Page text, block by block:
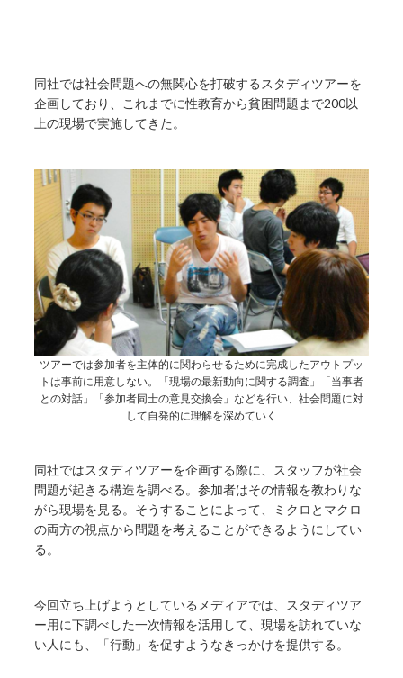
同社では社会問題への無関心を打破するスタディツアーを
企画しており、これまでに性教育から貧困問題まで200以
上の現場で実施してきた。
ツアーでは参加者を主体的に関わらせるために完成したアウトプッ
トは事前に用意しない。「現場の最新動向に関する調査」「当事者
との対話」「参加者同士の意見交換会」などを行い、社会問題に対
して自発的に理解を深めていく
同社ではスタディツアーを企画する際に、スタッフが社会
問題が起きる構造を調べる。参加者はその情報を教わりな
がら現場を見る。そうすることによって、ミクロとマクロ
の両方の視点から問題を考えることができるようにしてい
る。
今回立ち上げようとしているメディアでは、スタディツア
ー用に下調べした一次情報を活用して、現場を訪れていな
い人にも、「行動」を促すようなきっかけを提供する。